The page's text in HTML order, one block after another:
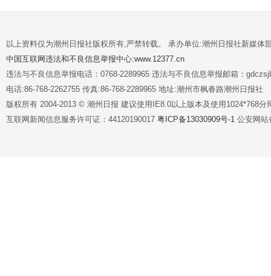
以上资料仅为潮州日报社版权所有,严禁转载。 承办单位:潮州日报社新媒体
中国互联网违法和不良信息举报中心:www.12377.cn
违法与不良信息举报电话：0768-2289965 违法与不良信息举报邮箱：
电话:86-768-2262755 传真:86-768-2289965 地址:潮州市枫春路潮州日报社
版权所有 2004-2013 © 潮州日报 建议使用IE8.0以上版本及使用1024*768分
互联网新闻信息服务许可证：44120190017 粤ICP备13030909号-1 公安网站